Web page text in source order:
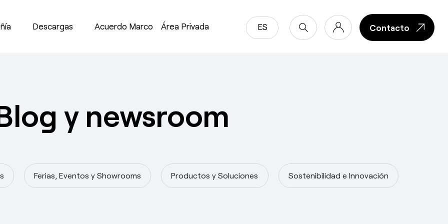
Descargas Acuerdo Marco Área Privada ES
Contacto
Contacto
y newsroom
Ferias, Eventos y Showrooms Productos y Soluciones Sostenibilidad e Innovación